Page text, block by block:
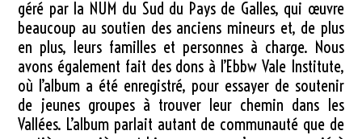
géré par la NUM du Sud du Pays de Galles, qui œuvre
beaucoup au soutien des anciens mineurs et, de plus
en plus, leurs familles et personnes à charge. Nous
avons également fait des dons à l’Ebbw Vale Institute,
où l’album a été enregistré, pour essayer de soutenir
de jeunes groupes à trouver leur chemin dans les
Vallées. L’album parlait autant de communauté que de